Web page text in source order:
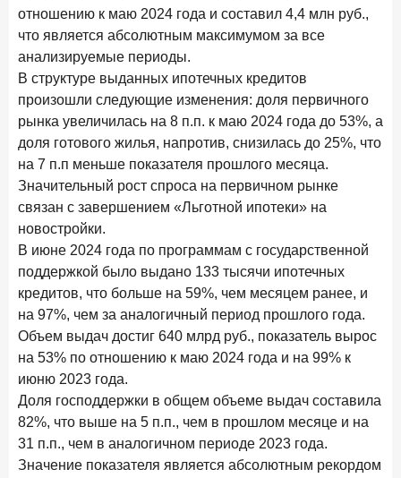
В борьбе за сбережения россиян банки учатся
понимать контекст
28 мая 2026 года
Доверие становится главным фактором на рынке
Private banking
25 мая 2026 года ИССЛЕДОВАНИЕ
Ипотека в России: итоги апреля 2026 года в цифрах
ИССЛЕДОВАНИЕ
«Ни один зарубежный private банк не может
сравниться с российским»
6 мая 2026 года ИССЛЕДОВАНИЕ
По итогам апреля 2026 года объем выдач кредитов
составил 968 млрд руб.
29 апреля 2026 года ИССЛЕДОВАНИЕ
Конкуренция на рынке инвестиционно-страховых
продуктов усиливается
28 апреля 2026 года ИССЛЕДОВАНИЕ
Привязанность побеждает ставку? Как выбирают банк
для сбережений в 2026 году
отношению к маю 2024 года и составил 4,4 млн руб.,
что является абсолютным максимумом за все
анализируемые периоды.
В структуре выданных ипотечных кредитов
произошли следующие изменения: доля первичного
рынка увеличилась на 8 п.п. к маю 2024 года до 53%, а
доля готового жилья, напротив, снизилась до 25%, что
на 7 п.п меньше показателя прошлого месяца.
Значительный рост спроса на первичном рынке
связан с завершением «Льготной ипотеки» на
новостройки.
В июне 2024 года по программам с государственной
поддержкой было выдано 133 тысячи ипотечных
кредитов, что больше на 59%, чем месяцем ранее, и
на 97%, чем за аналогичный период прошлого года.
Объем выдач достиг 640 млрд руб., показатель вырос
на 53% по отношению к маю 2024 года и на 99% к
июню 2023 года.
Доля господдержки в общем объеме выдач составила
82%, что выше на 5 п.п., чем в прошлом месяце и на
31 п.п., чем в аналогичном периоде 2023 года.
Значение показателя является абсолютным рекордом